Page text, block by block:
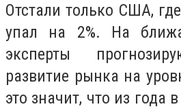
Отстали только США,
упал на 2%. На
эксперты
развитие рынка на
это значит, что из года